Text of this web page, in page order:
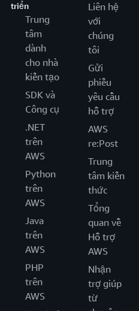
triển
Trung
tâm
dành
cho nhà
kiến tạo
SDK và
Công cụ
.NET
trên
AWS
Python
trên
AWS
Java
trên
AWS
PHP
trên
AWS
Liên hệ
với
chúng
tôi
Gửi
phiếu
yêu cầu
hỗ trợ
AWS
re:Post
Trung
tâm kiến
thức
Tổng
quan về
Hỗ trợ
AWS
Nhận
trợ giúp
từ